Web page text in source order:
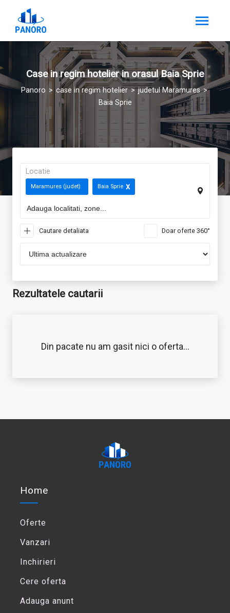
Case in regim hotelier in orasul Baia Sprie
Panoro case in regim hotelier
judetul Maramures
Baia Sprie
Locatie
Maramures (judet) Baia Sprie
Doar oferte 360°
Cautare detaliata
Rezultatele cautarii
Din pacate nu am gasit nici o oferta...
Home
Oferte
Vanzari
Inchirieri
Cere oferta
Adauga anunt